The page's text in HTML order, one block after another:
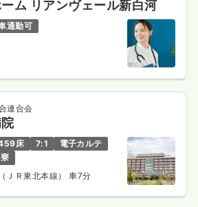
ム リアンヴェール新白河
通勤可
連合会
床 7:1
電子カルテ
寮
ＪＲ東北本線） 車7分